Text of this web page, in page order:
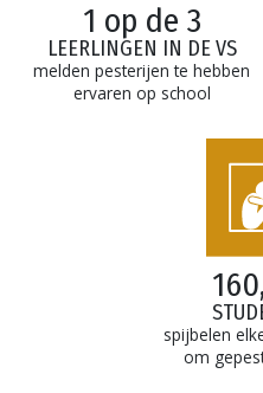
1 op de 3
LEERLINGEN IN DE VS
melden pesterijen te hebben
ervaren op school
spijbelen
om